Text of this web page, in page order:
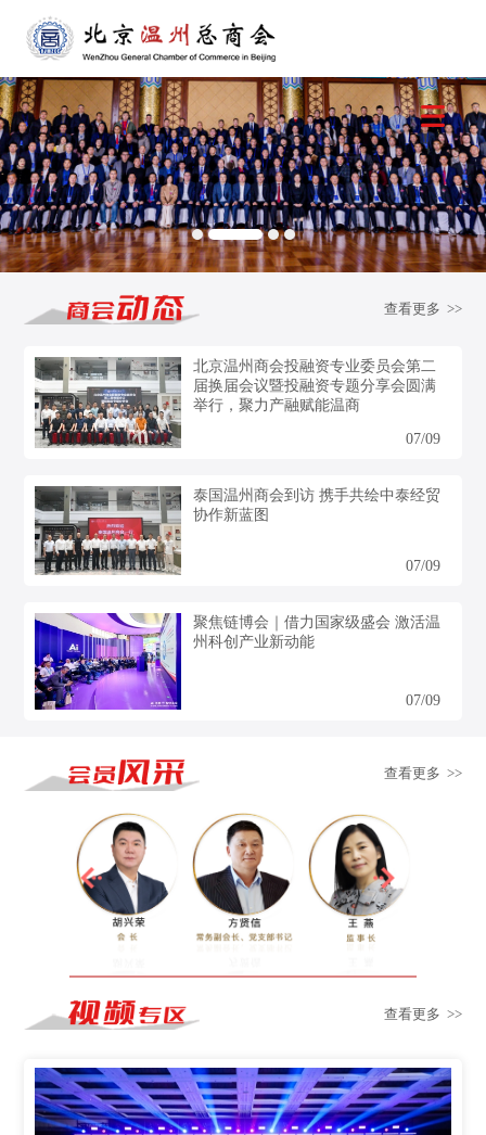
查看更多 >>
北京温州商会投融资专业委员会第二
届换届会议暨投融资专题分享会圆满
举行，聚力产融赋能温商
07/09
泰国温州商会到访 携手共绘中泰经贸
协作新蓝图
07/09
聚焦链博会｜借力国家级盛会 激活温
州科创产业新动能
07/09
查看更多 >>
查看更多 >>